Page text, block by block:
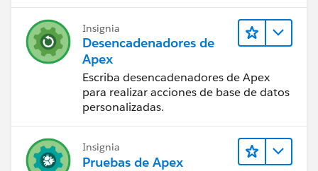
Insignia
Desencadenadores de
Apex
Escriba desencadenadores de Apex
para realizar acciones de base de datos
personalizadas.
Insignia
Pruebas de Apex